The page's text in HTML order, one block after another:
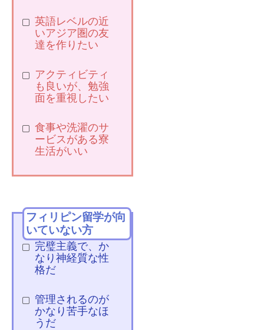
英語レベルの近
いアジア圏の友
達を作りたい
アクティビティ
も良いが、勉強
面を重視したい
食事や洗濯のサ
ービスがある寮
生活がいい
フィリピン留学が向
いていない方
完璧主義で、か
なり神経質な性
格だ
管理されるのが
かなり苦手なほ
うだ